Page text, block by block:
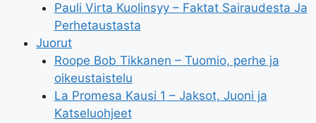
Pauli Virta Kuolinsyy – Faktat Sairaudesta Ja
Perhetaustasta
Juorut
Roope Bob Tikkanen – Tuomio, perhe ja
oikeustaistelu
La Promesa Kausi 1 – Jaksot, Juoni ja
Katseluohjeet